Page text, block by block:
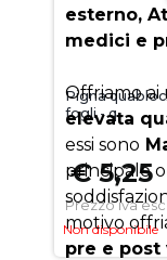
Pigna
fogli - q
€ 5,25
Prezzo iva
Non disponibile
esterno,
medici e
Offriamo
elevata
essi sono
principale
motivo
pre e post